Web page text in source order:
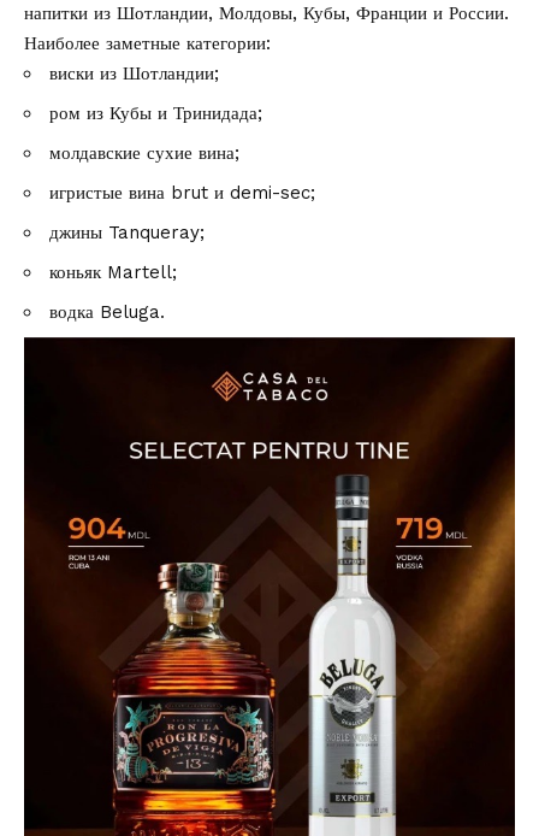
напитки из Шотландии, Молдовы, Кубы, Франции и России.
Наиболее заметные категории:
виски из Шотландии;
ром из Кубы и Тринидада;
молдавские сухие вина;
игристые вина brut и demi-sec;
джины Tanqueray;
коньяк Martell;
водка Beluga.